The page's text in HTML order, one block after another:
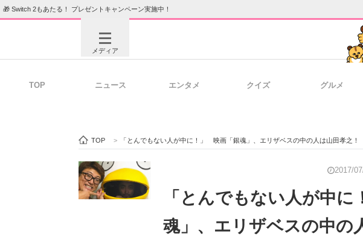
🎁 Switch 2もあたる！ プレゼントキャンペーン実施中！
メディア
ビジネスと働き方のヒント
ITエンジニア向け専門サイト 企業向けIT製品の総合サイト
TOP ニュース エンタメ クイズ グルメ
TOP > 「とんでもない人が中に！」 映画「銀魂」、エリザベスの中の人は山田孝之！
2017/
「とんでもない人が中
魂」、エリザベスの中の